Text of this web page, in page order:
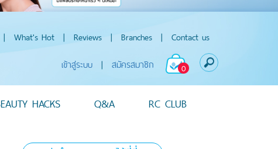
| What's Hot | Reviews | Branches | Contact us
0
เข้าสู่ระบบ | สมัครสมาชิก
HACKS Q&A RC CLUB